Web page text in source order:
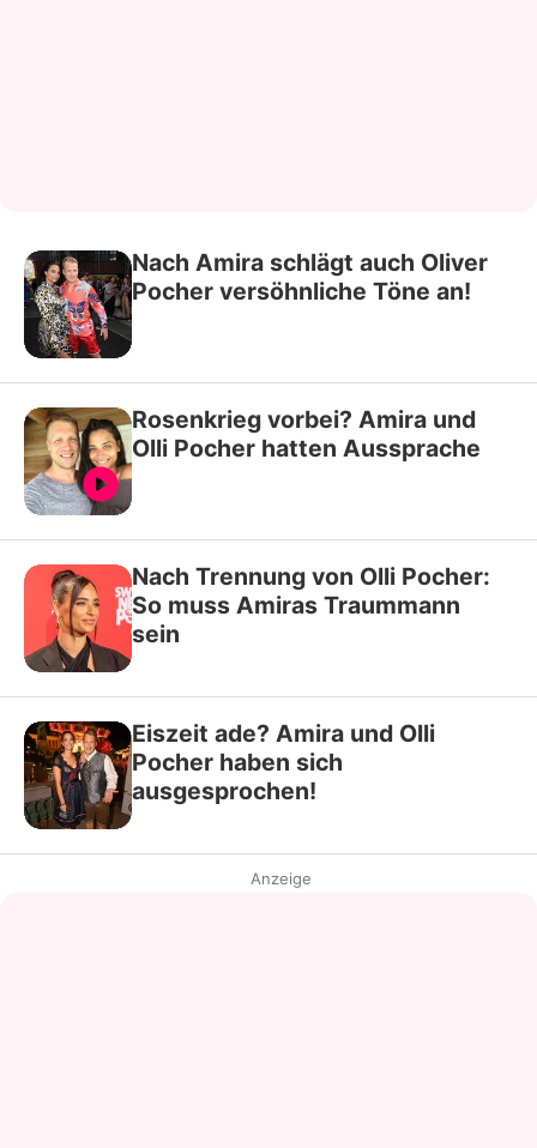
Nach Amira schlägt auch Oliver
Pocher versöhnliche Töne an!
Rosenkrieg vorbei? Amira und
Olli Pocher hatten Aussprache
Nach Trennung von Olli Pocher:
So muss Amiras Traummann
sein
Eiszeit ade? Amira und Olli
Pocher haben sich
ausgesprochen!
Anzeige